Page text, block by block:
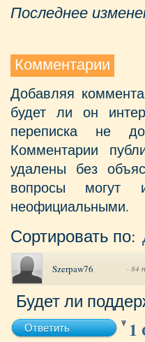
Последнее
Комментарии
Добавляя
будет ли он
переписка не
Комментарии
удалены без
вопросы могут
неофициальными.
Сортировать по:
Szerpaw76 · 84
Будет ли
Ответить 1